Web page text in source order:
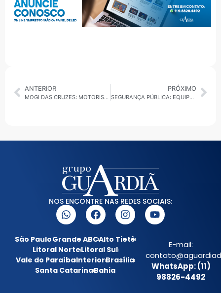
ANTERIOR
MOGI DAS CRUZES: MOTORISTAS COM DEFICIÊNCIA TERÃO NOVAS REGRAS PARA BENEFICIAR A CATEGORIA
PRÓXIMO
SEGURANÇA PÚBLICA: EQUIPES DO DHPP PRENDEM HOMEM SUSPEITO DE ENVOLVIMENTO COM A MORTE DA TORCEDORA PALMEIRENSE GABRIELA ANELLI
NOS ENCONTRE NAS REDES SOCIAIS:
São PauloGrande ABCAlto Tietê
Litoral NorteLitoral Sul
Vale do ParaíbaInteriorBrasília
Santa CatarinaBahia
E-mail:
WhatsApp: (11)
98826-4492